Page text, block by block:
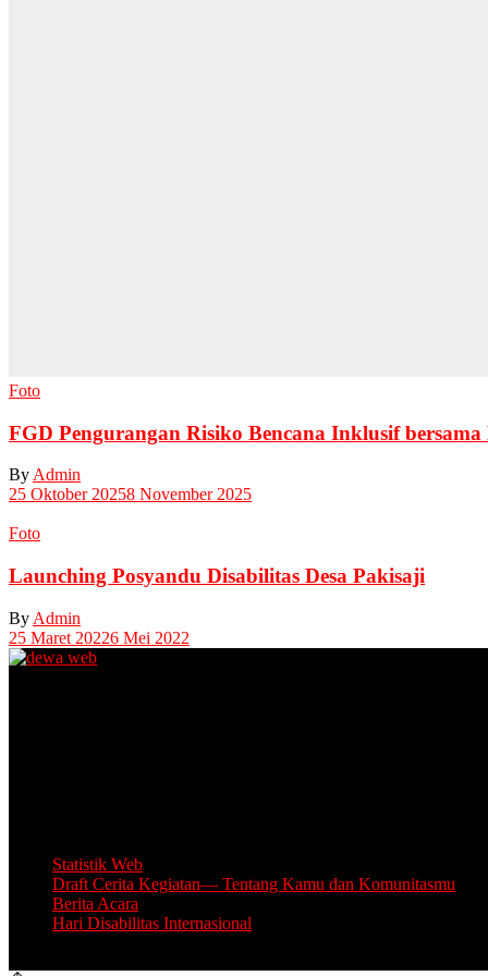
Foto
FGD Pengurangan Risiko Bencana Inklusif
By Admin
25 Oktober 20258 November 2025
Foto
Launching Posyandu Disabilitas Desa Pakisaji
By Admin
25 Maret 20226 Mei 2022
Statistik Web
Draft Cerita Kegiatan— Tentang Kamu dan Komunitasmu
Berita Acara
Hari Disabilitas Internasional